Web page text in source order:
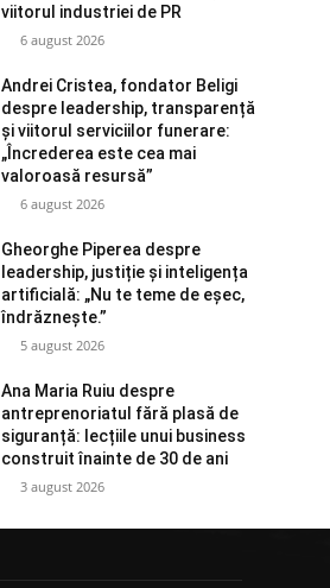
viitorul industriei de PR
6 august 2026
Andrei Cristea, fondator Beligi
despre leadership, transparență
și viitorul serviciilor funerare:
„Încrederea este cea mai
valoroasă resursă”
6 august 2026
Gheorghe Piperea despre
leadership, justiție și inteligența
artificială: „Nu te teme de eșec,
îndrăznește.”
5 august 2026
Ana Maria Ruiu despre
antreprenoriatul fără plasă de
siguranță: lecțiile unui business
construit înainte de 30 de ani
3 august 2026